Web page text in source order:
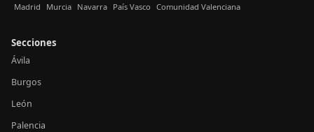
Madrid Murcia Navarra País Vasco Comunidad Valenciana
Secciones
Ávila
Burgos
León
Palencia